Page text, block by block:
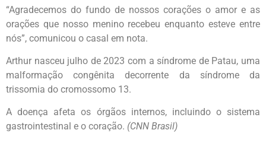
“Agradecemos do fundo de nossos corações o amor e as
orações que nosso menino recebeu enquanto esteve entre
nós”, comunicou o casal em nota.
Arthur nasceu julho de 2023 com a síndrome de Patau, uma
malformação congênita decorrente da síndrome da
trissomia do cromossomo 13.
A doença afeta os órgãos internos, incluindo o sistema
gastrointestinal e o coração. (CNN Brasil)